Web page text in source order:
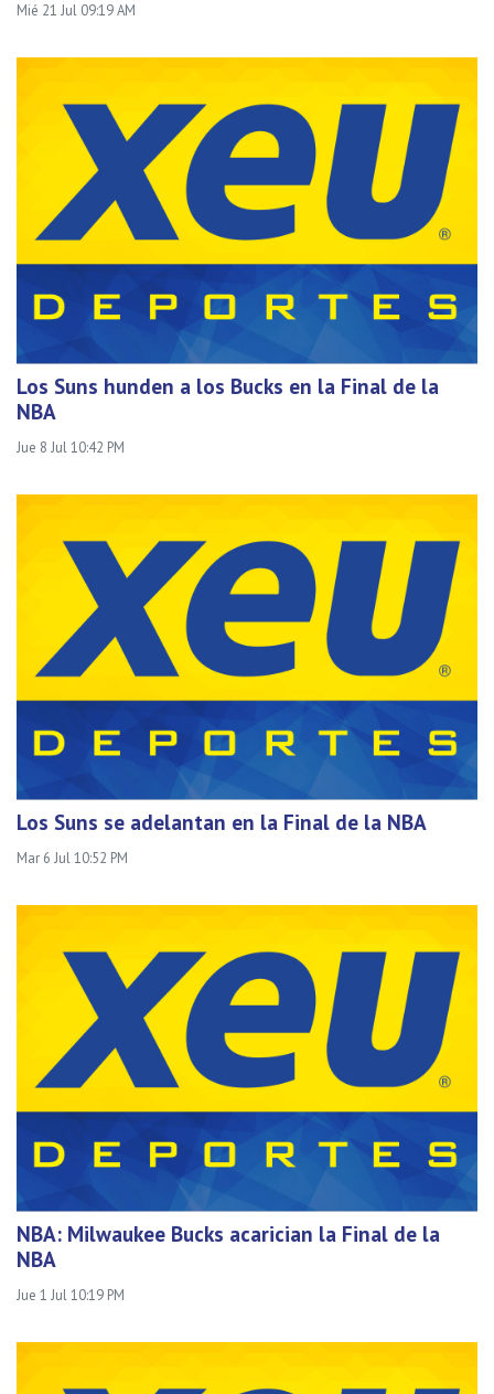
Mié 21 Jul 09:19 AM
Los Suns hunden a los Bucks en la Final de la
NBA
Jue 8 Jul 10:42 PM
Los Suns se adelantan en la Final de la NBA
Mar 6 Jul 10:52 PM
NBA: Milwaukee Bucks acarician la Final de la
NBA
Jue 1 Jul 10:19 PM